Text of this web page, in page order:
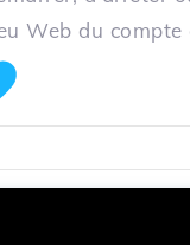
Web du compte